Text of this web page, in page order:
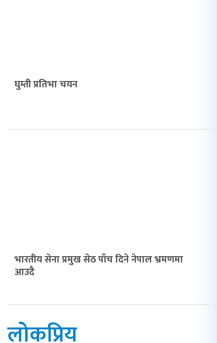
घुम्ती प्रतिभा चयन
भारतीय सेना प्रमुख सेठ पाँच दिने नेपाल भ्रमणमा
आउदै
लोकप्रिय